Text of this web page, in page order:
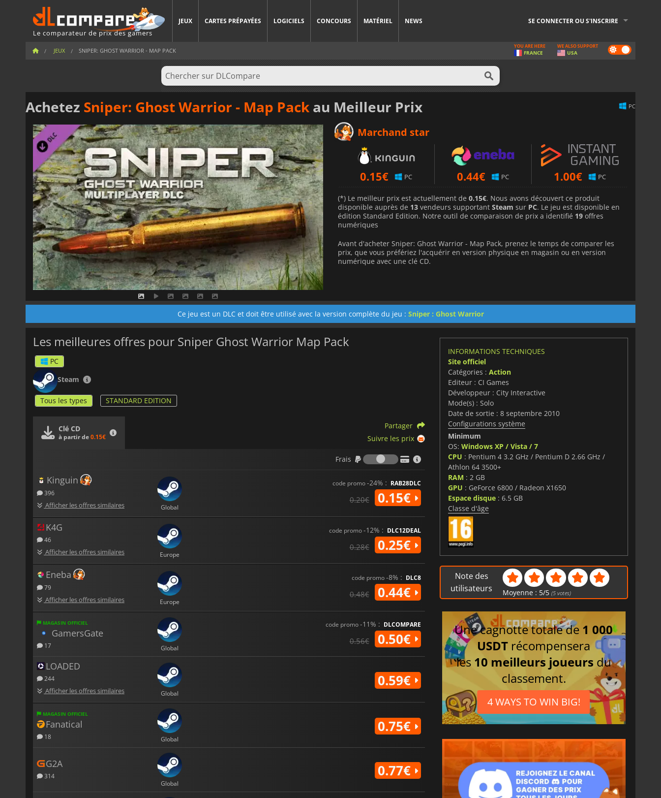
Le comparateur de prix des gamers
JEUX CARTES PRÉPAYÉES LOGICIELS CONCOURS MATÉRIEL NEWS SE CONNECTER OU S'INSCRIRE
JEUX SNIPER: GHOST WARRIOR - MAP PACK Dark
mode
YOU ARE HERE
FRANCE
WE ALSO SUPPORT
USA
Achetez Sniper: Ghost Warrior - Map Pack au Meilleur Prix PC
Marchand star
0.15€ PC 0.44€ PC 1.00€ PC
(*) Le meilleur prix est actuellement de 0.15€. Nous avons découvert ce produit
disponible auprès de 13 vendeurs supportant Steam sur PC. Le jeu est disponible en
édition Standard Edition. Notre outil de comparaison de prix a identifié 19 offres
numériques
Avant d'acheter Sniper: Ghost Warrior - Map Pack, prenez le temps de comparer les
prix, que vous préfériez l'acquérir en version physique en magasin ou en version
numérique avec une clé CD.
Ce jeu est un DLC et doit être utilisé avec la version complète du jeu : Sniper : Ghost Warrior
Les meilleures offres pour Sniper Ghost Warrior Map Pack
PC
Steam
Tous les types STANDARD EDITION
Clé CD
à partir de0.15€
Partager
Suivre les prix
Frais
Frais
Kinguin
396
Afficher les offres similaires Global
code promo-24% : RAB28DLC
0.20€ 0.15€
K4G
46
Afficher les offres similaires Europe
code promo-12% : DLC12DEAL
0.28€ 0.25€
Eneba
79
Afficher les offres similaires Europe
code promo-8% : DLC8
0.48€ 0.44€
MAGASIN OFFICIEL
GamersGate
17 Global
code promo-11% : DLCOMPARE
0.56€ 0.50€
LOADED
244
Afficher les offres similaires Global
0.59€
MAGASIN OFFICIEL
Fanatical
18 Global
0.75€
G2A
314
Global
0.77€
INFORMATIONS TECHNIQUES
Site officiel
Catégories : Action
Editeur : CI Games
Développeur : City Interactive
Mode(s) : Solo
Date de sortie : 8 septembre 2010
Configurations système
Minimum
OS: Windows XP / Vista / 7
CPU : Pentium 4 3.2 GHz / Pentium D 2.66 GHz /
Athlon 64 3500+
RAM : 2 GB
GPU : GeForce 6800 / Radeon X1650
Espace disque: 6.5 GB
Classe d'âge
Note des
utilisateurs
Moyenne : 5/5 (5 votes)
Une cagnotte totale de 1 000
USDT récompensera
les 10 meilleurs joueurs du
classement.
4 WAYS TO WIN BIG!